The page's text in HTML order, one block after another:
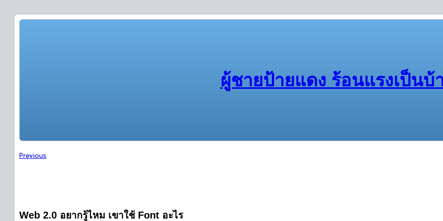
ผู้ชายป้ายแดง ร้อนแรงเป็นบ้
Previous
Web 2.0 อยากรู้ไหม เขาใช้ Font อะไร